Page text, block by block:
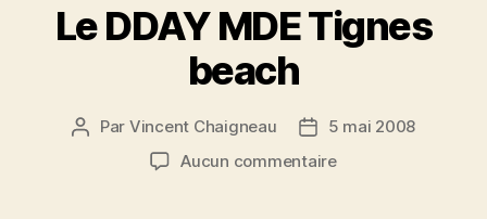
Le DDAY MDE Tignes
beach
Auteur
Par Vincent Chaigneau
Date
de
5 mai 2008
Aucun commentairesur